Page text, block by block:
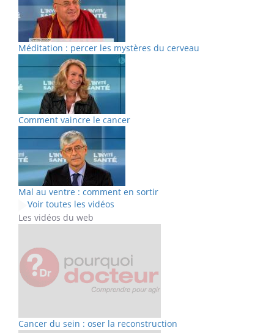
Méditation : percer les mystères du cerveau
Comment vaincre le cancer
Mal au ventre : comment en sortir
Voir toutes les vidéos
Les vidéos du web
Cancer du sein : oser la reconstruction